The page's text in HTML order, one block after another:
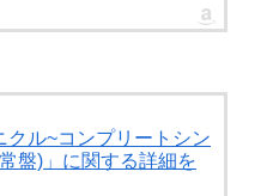
ル~コンプリートシン
盤)」に関する詳細を